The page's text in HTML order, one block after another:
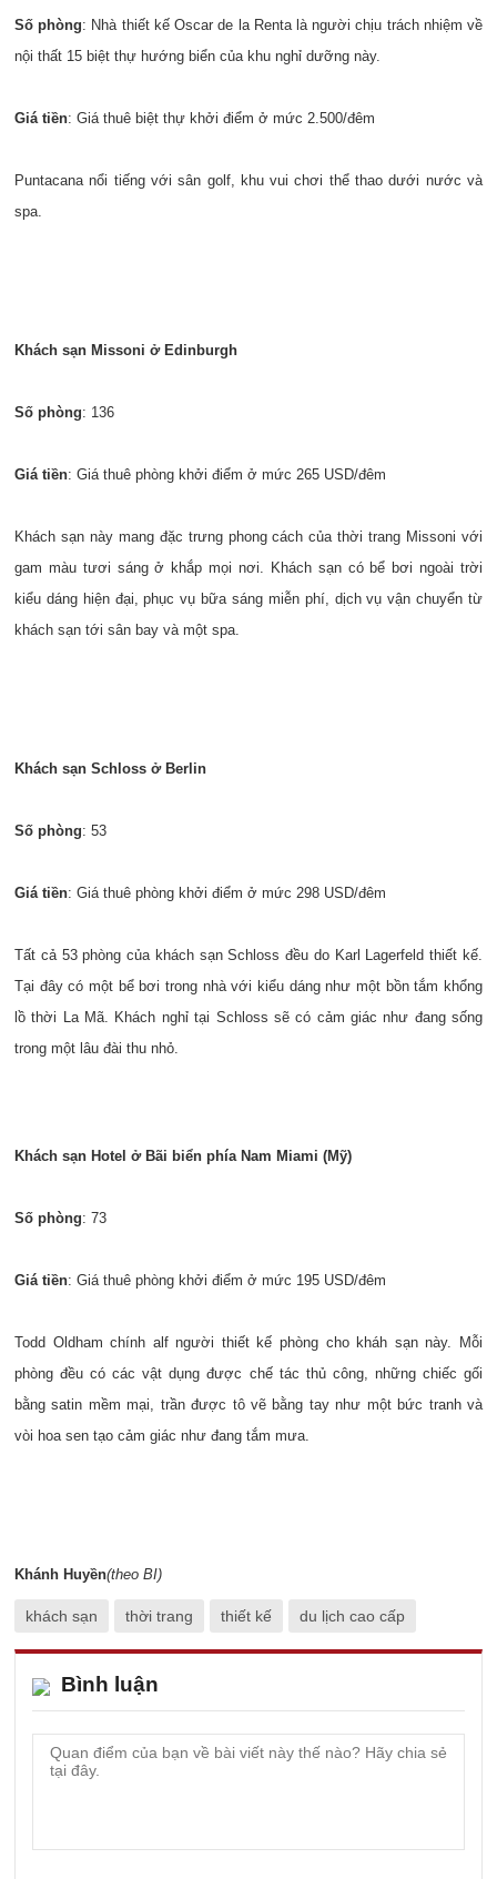
Số phòng: Nhà thiết kế Oscar de la Renta là người chịu trách nhiệm về
nội thất 15 biệt thự hướng biển của khu nghỉ dưỡng này.
Giá tiền: Giá thuê biệt thự khởi điểm ở mức 2.500/đêm
Puntacana nổi tiếng với sân golf, khu vui chơi thể thao dưới nước và
spa.
Khách sạn Missoni ở Edinburgh
Số phòng: 136
Giá tiền: Giá thuê phòng khởi điểm ở mức 265 USD/đêm
Khách sạn này mang đặc trưng phong cách của thời trang Missoni với
gam màu tươi sáng ở khắp mọi nơi. Khách sạn có bể bơi ngoài trời
kiểu dáng hiện đại, phục vụ bữa sáng miễn phí, dịch vụ vận chuyển từ
khách sạn tới sân bay và một spa.
Khách sạn Schloss ở Berlin
Số phòng: 53
Giá tiền: Giá thuê phòng khởi điểm ở mức 298 USD/đêm
Tất cả 53 phòng của khách sạn Schloss đều do Karl Lagerfeld thiết kế.
Tại đây có một bể bơi trong nhà với kiểu dáng như một bồn tắm khổng
lồ thời La Mã. Khách nghỉ tại Schloss sẽ có cảm giác như đang sống
trong một lâu đài thu nhỏ.
Khách sạn Hotel ở Bãi biển phía Nam Miami (Mỹ)
Số phòng: 73
Giá tiền: Giá thuê phòng khởi điểm ở mức 195 USD/đêm
Todd Oldham chính alf người thiết kế phòng cho kháh sạn này. Mỗi
phòng đều có các vật dụng được chế tác thủ công, những chiếc gối
bằng satin mềm mại, trần được tô vẽ bằng tay như một bức tranh và
vòi hoa sen tạo cảm giác như đang tắm mưa.
Khánh Huyền(theo BI)
khách sạn thời trang thiết kế du lịch cao cấp
Bình luận